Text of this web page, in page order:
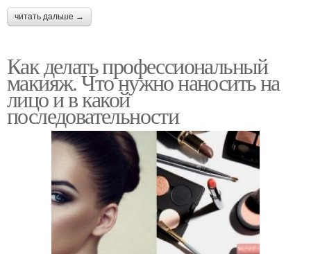
читать дальше →
Как делать профессиональный
макияж. Что нужно наносить на
лицо и в какой
последовательности